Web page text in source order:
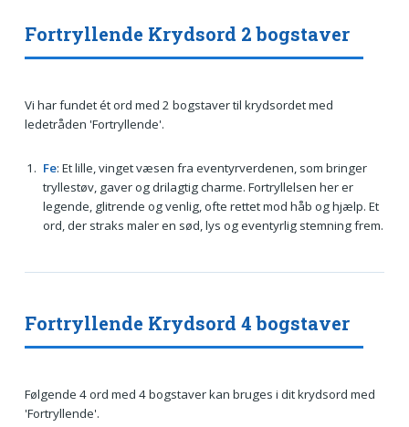
Fortryllende Krydsord 2 bogstaver
Vi har fundet ét ord med 2 bogstaver til krydsordet med
ledetråden 'Fortryllende'.
Fe: Et lille, vinget væsen fra eventyrverdenen, som bringer
tryllestøv, gaver og drilagtig charme. Fortryllelsen her er
legende, glitrende og venlig, ofte rettet mod håb og hjælp. Et
ord, der straks maler en sød, lys og eventyrlig stemning frem.
Fortryllende Krydsord 4 bogstaver
Følgende 4 ord med 4 bogstaver kan bruges i dit krydsord med
'Fortryllende'.